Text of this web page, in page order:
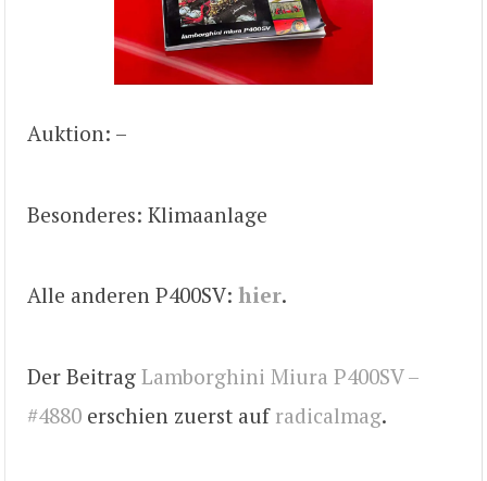
Auktion: –
Besonderes: Klimaanlage
Alle anderen P400SV: hier.
Der Beitrag Lamborghini Miura P400SV –
#4880 erschien zuerst auf radicalmag.